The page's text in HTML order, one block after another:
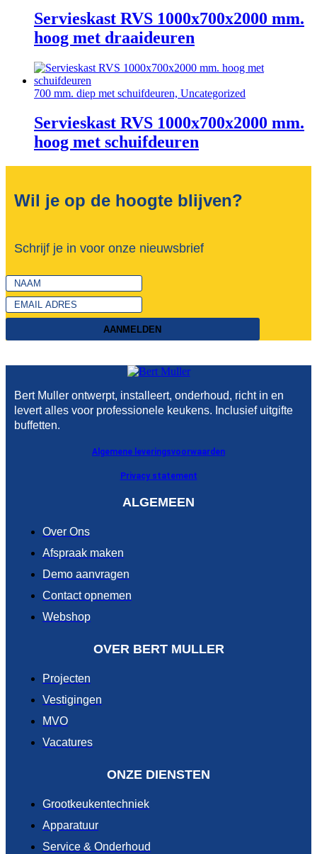
Servieskast RVS 1000x700x2000 mm.
hoog met draaideuren
700 mm. diep met schuifdeuren, Uncategorized
Servieskast RVS 1000x700x2000 mm.
hoog met schuifdeuren
Wil je op de hoogte blijven?
Schrijf je in voor onze nieuwsbrief
AANMELDEN
Bert Muller ontwerpt, installeert, onderhoud, richt in en
levert alles voor professionele keukens. Inclusief uitgifte
buffetten.
Algemene leveringsvoorwaarden
Privacy statement
ALGEMEEN
Over Ons
Afspraak maken
Demo aanvragen
Contact opnemen
Webshop
OVER BERT MULLER
Projecten
Vestigingen
MVO
Vacatures
ONZE DIENSTEN
Grootkeukentechniek
Apparatuur
Service & Onderhoud